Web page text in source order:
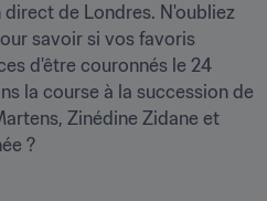
direct de Londres. N'oubliez
savoir si vos favoris
d'être couronnés le 24
la course à la succession de
Zinédine Zidane et
?